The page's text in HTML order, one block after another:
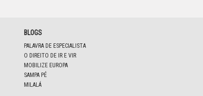
BLOGS
PALAVRA DE ESPECIALISTA
O DIREITO DE IR E VIR
MOBILIZE EUROPA
SAMPA PÉ
MILALÁ